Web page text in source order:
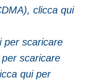
clicca qui
per scaricare
scaricare
qui per